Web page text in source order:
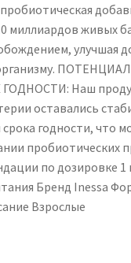
миллиардов живых
улучшая
Наш
оставались
годности, что
пробиотических
по дозировке ‎1
Бренд ‎Inessa
‎Взрослые